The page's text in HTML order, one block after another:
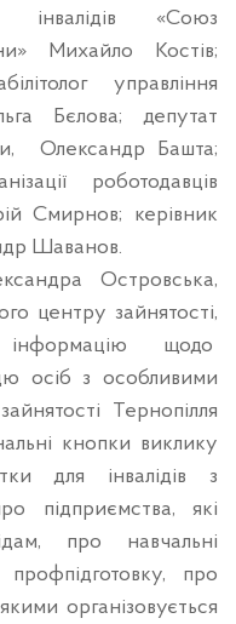
інвалідів «Союз
Михайло Костів;
управління
Бєлова; депутат
Олександр Башта;
роботодавців
Смирнов; керівник
Шаванов.
Островська,
центру зайнятості,
щодо
осіб з особливими
Тернопілля
кнопки виклику
для інвалідів з
підприємства, які
про навчальні
про
організовується